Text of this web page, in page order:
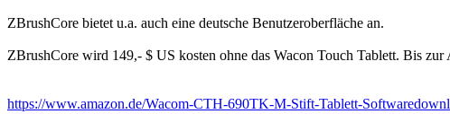
ZBrushCore bietet u.a. auch eine deutsche Benutzeroberfläche an.
ZBrushCore wird 149,- $ US kosten ohne das Wacon Touch Tablett. Bis
https://www.amazon.de/Wacom-CTH-690TK-M-Stift-Tablett-